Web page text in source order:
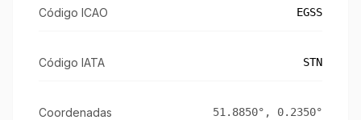
Código ICAO EGSS
Código IATA STN
Coordenadas 51.8850°, 0.2350°